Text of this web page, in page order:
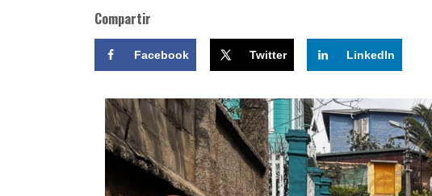
Compartir
Facebook Twitter LinkedIn